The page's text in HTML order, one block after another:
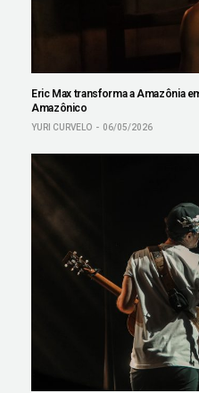
Eric Max transforma a Amazônia
Amazônico
YURI CURVELO 06/05/2026